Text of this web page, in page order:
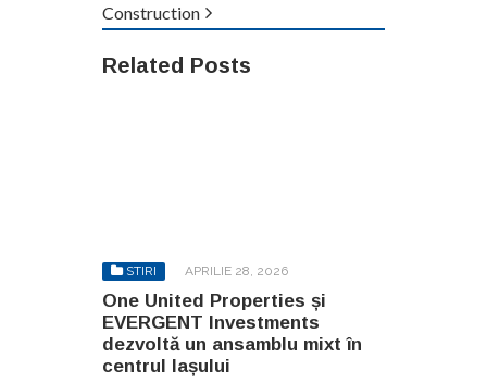
Construction
Related Posts
STIRI APRILIE 28, 2026
One United Properties și
EVERGENT Investments
dezvoltă un ansamblu mixt în
centrul Iașului